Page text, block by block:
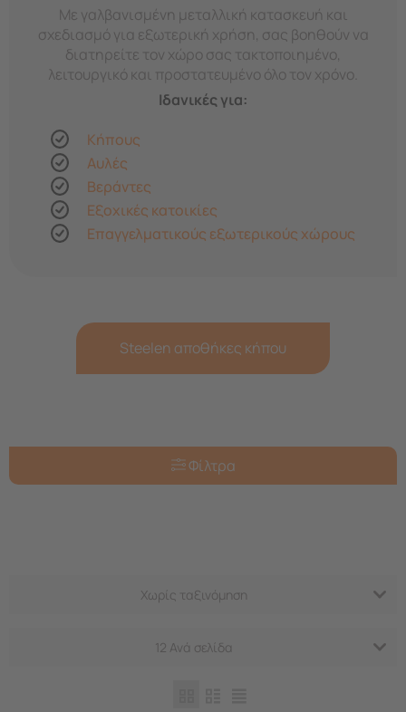
Με γαλβανισμένη μεταλλική κατασκευή και
σχεδιασμό για εξωτερική χρήση, σας βοηθούν να
διατηρείτε τον χώρο σας τακτοποιημένο,
λειτουργικό και προστατευμένο όλο τον χρόνο.
Ιδανικές για:
Κήπους
Αυλές
Βεράντες
Εξοχικές κατοικίες
Επαγγελματικούς εξωτερικούς χώρους
Steelen αποθήκες κήπου
Φίλτρα
Χωρίς ταξινόμηση
12 Ανά σελίδα